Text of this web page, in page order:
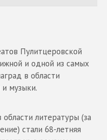
Пулитцеровской
и одной из самых
в области
музыки.
литературы (за
стали 68-летняя